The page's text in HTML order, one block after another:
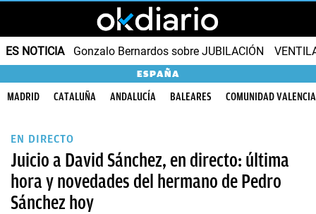
ES NOTICIA Gonzalo Bernardos sobre JUBILACIÓN
ESPAÑA
MADRID CATALUÑA ANDALUCÍA BALEARES COMUNIDAD
EN DIRECTO
Juicio a David Sánchez, en directo: última
hora y novedades del hermano de Pedro
Sánchez hoy